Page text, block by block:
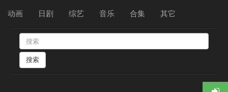
动画 日剧 综艺 音乐 合集 其它
搜索